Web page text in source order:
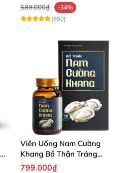
589.000₫
-34%
(850)
Viên Uống Nam Cường
Khang Bổ Thận Tráng
Dương Kéo Dài Thời Gian
799.000₫